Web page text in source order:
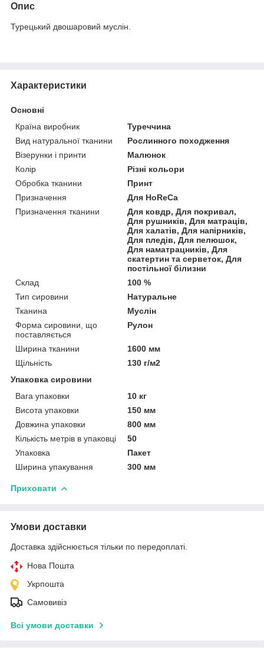
Опис
Турецький двошаровий муслін.
Характеристики
Основні
Країна виробник
Туреччина
Вид натуральної тканини
Рослинного походження
Візерунки і принти
Малюнок
Колір
Різні кольори
Обробка тканини
Принт
Призначення
Для HoReCa
Призначення тканини
Для ковдр, Для покривал,
Для рушників, Для матраців,
Для халатів, Для напірників,
Для пледів, Для пелюшок,
Для наматрацників, Для
скатертин та серветок, Для
постільної білизни
Склад
100 %
Тип сировини
Натуральне
Тканина
Муслін
Форма сировини, що
поставляється
Рулон
Ширина тканини
1600 мм
Щільність
130 г/м2
Упаковка сировини
Вага упаковки
10 кг
Висота упаковки
150 мм
Довжина упаковки
800 мм
Кількість метрів в упаковці
50
Упаковка
Пакет
Ширина упакування
300 мм
Приховати
Умови доставки
Доставка здійснюється тільки по передоплаті.
Нова Пошта
Укрпошта
Самовивіз
Всі умови доставки